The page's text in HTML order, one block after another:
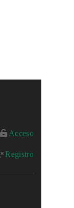
Acceso
Registro